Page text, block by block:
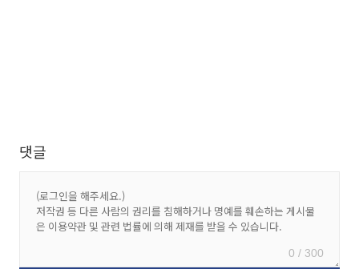
댓글
0 / 300